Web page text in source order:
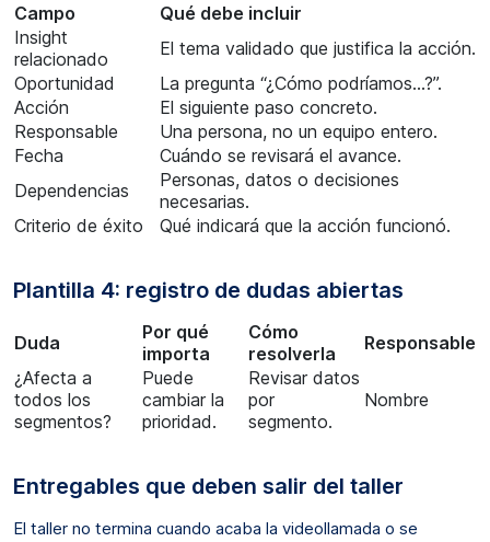
Campo
Qué debe incluir
Insight
relacionado
El tema validado que justifica la acción.
Oportunidad
La pregunta “¿Cómo podríamos…?”.
Acción
El siguiente paso concreto.
Responsable
Una persona, no un equipo entero.
Fecha
Cuándo se revisará el avance.
Dependencias
Personas, datos o decisiones
necesarias.
Criterio de éxito
Qué indicará que la acción funcionó.
Plantilla 4: registro de dudas abiertas
Duda
Por qué
importa
Cómo
resolverla
Responsable
¿Afecta a
todos los
segmentos?
Puede
cambiar la
prioridad.
Revisar datos
por
segmento.
Nombre
Entregables que deben salir del taller
El taller no termina cuando acaba la videollamada o se